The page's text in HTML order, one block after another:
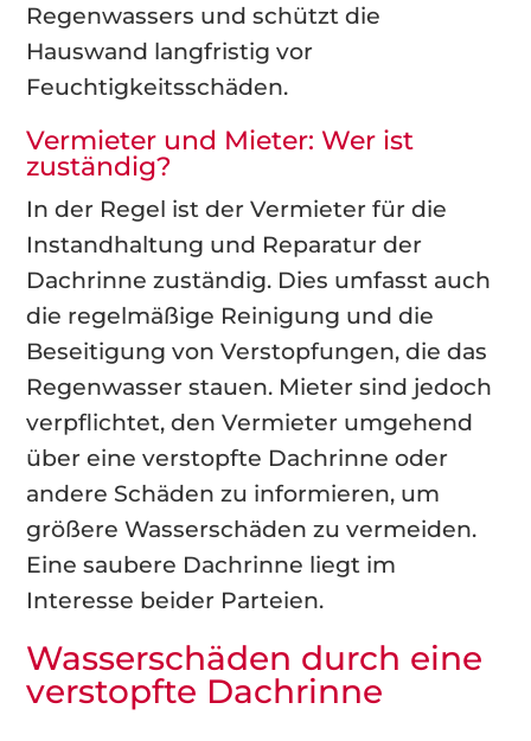
Regenwassers und schützt die
Hauswand langfristig vor
Feuchtigkeitsschäden.
Vermieter und Mieter: Wer ist
zuständig?
In der Regel ist der Vermieter für die
Instandhaltung und Reparatur der
Dachrinne zuständig. Dies umfasst auch
die regelmäßige Reinigung und die
Beseitigung von Verstopfungen, die das
Regenwasser stauen. Mieter sind jedoch
verpflichtet, den Vermieter umgehend
über eine verstopfte Dachrinne oder
andere Schäden zu informieren, um
größere Wasserschäden zu vermeiden.
Eine saubere Dachrinne liegt im
Interesse beider Parteien.
Wasserschäden durch eine
verstopfte Dachrinne